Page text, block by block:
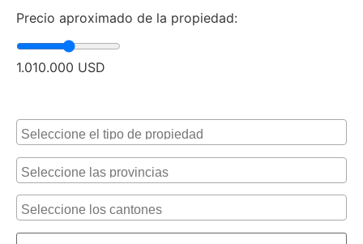
Precio aproximado de la propiedad:
1.010.000 USD